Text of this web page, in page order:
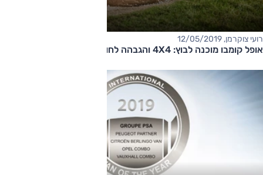
רועי צוקרמן, 12/05/2019
אופל קומבו מוכנה לבוץ: 4X4 והגבהה לחובבי שטח